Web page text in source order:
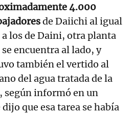
4.000
de Daiichi al igual
a los de Daini, otra planta
se encuentra al lado, y
también el vertido al
del agua tratada de la
según informó en un
que esa tarea se había